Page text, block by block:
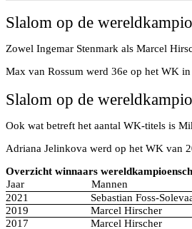
Slalom op de
Zowel Ingemar Stenmark als Marcel
Max van Rossum werd 36e op het WK
Slalom op de
Ook wat betreft het aantal WK-titels is
Adriana Jelinkova werd op het WK van
Overzicht winnaars
Jaar
Mannen
2021
Sebastian Foss-
2019
Marcel Hirscher
2017
Marcel Hirscher